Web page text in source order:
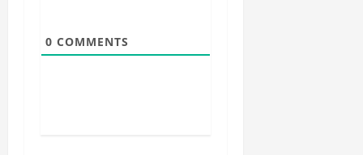
0 COMMENTS